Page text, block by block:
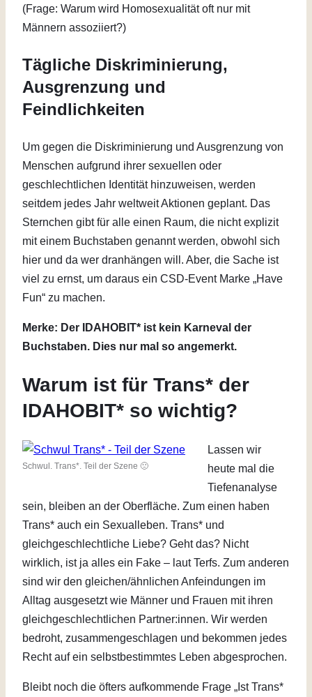
(Frage: Warum wird Homosexualität oft nur mit
Männern assoziiert?)
Tägliche Diskriminierung,
Ausgrenzung und
Feindlichkeiten
Um gegen die Diskriminierung und Ausgrenzung von
Menschen aufgrund ihrer sexuellen oder
geschlechtlichen Identität hinzuweisen, werden
seitdem jedes Jahr weltweit Aktionen geplant. Das
Sternchen gibt für alle einen Raum, die nicht explizit
mit einem Buchstaben genannt werden, obwohl sich
hier und da wer dranhängen will. Aber, die Sache ist
viel zu ernst, um daraus ein CSD-Event Marke „Have
Fun“ zu machen.
Merke: Der IDAHOBIT* ist kein Karneval der
Buchstaben. Dies nur mal so angemerkt.
Warum ist für Trans* der
IDAHOBIT* so wichtig?
Schwul. Trans*. Teil der Szene 🙁
Lassen wir
heute mal die
Tiefenanalyse
sein, bleiben an der Oberfläche. Zum einen haben
Trans* auch ein Sexualleben. Trans* und
gleichgeschlechtliche Liebe? Geht das? Nicht
wirklich, ist ja alles ein Fake – laut Terfs. Zum anderen
sind wir den gleichen/ähnlichen Anfeindungen im
Alltag ausgesetzt wie Männer und Frauen mit ihren
gleichgeschlechtlichen Partner:innen. Wir werden
bedroht, zusammengeschlagen und bekommen jedes
Recht auf ein selbstbestimmtes Leben abgesprochen.
Bleibt noch die öfters aufkommende Frage „Ist Trans*